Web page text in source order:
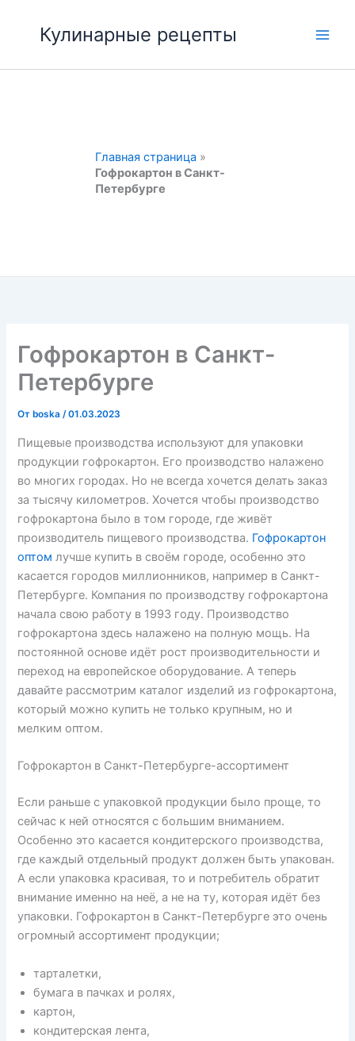
содержимому
Кулинарные рецепты
Главная страница »
Гофрокартон в Санкт-
Петербурге
Гофрокартон в Санкт-
Петербурге
От boska/01.03.2023
Пищевые производства используют для упаковки
продукции гофрокартон. Его производство налажено
во многих городах. Но не всегда хочется делать заказ
за тысячу километров. Хочется чтобы производство
гофрокартона было в том городе, где живёт
производитель пищевого производства. Гофрокартон
оптом лучше купить в своём городе, особенно это
касается городов миллионников, например в Санкт-
Петербурге. Компания по производству гофрокартона
начала свою работу в 1993 году. Производство
гофрокартона здесь налажено на полную мощь. На
постоянной основе идёт рост производительности и
переход на европейское оборудование. А теперь
давайте рассмотрим каталог изделий из гофрокартона,
который можно купить не только крупным, но и
мелким оптом.
Гофрокартон в Санкт-Петербурге-ассортимент
Если раньше с упаковкой продукции было проще, то
сейчас к ней относятся с большим вниманием.
Особенно это касается кондитерского производства,
где каждый отдельный продукт должен быть упакован.
А если упаковка красивая, то и потребитель обратит
внимание именно на неё, а не на ту, которая идёт без
упаковки. Гофрокартон в Санкт-Петербурге это очень
огромный ассортимент продукции;
тарталетки,
бумага в пачках и ролях,
картон,
кондитерская лента,